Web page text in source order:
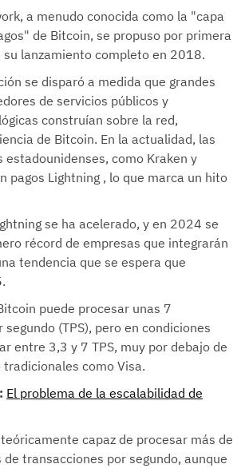
a menudo conocida como la "capa
de Bitcoin, se propuso por primera
lanzamiento completo en 2018.
se disparó a medida que grandes
de servicios públicos y
construían sobre la red,
de Bitcoin. En la actualidad, las
estadounidenses, como Kraken y
pagos Lightning , lo que marca un hito
se ha acelerado, y en 2024 se
récord de empresas que integrarán
tendencia que se espera que
puede procesar unas 7
(TPS), pero en condiciones
entre 3,3 y 7 TPS, muy por debajo de
como Visa.
El problema de la escalabilidad de
capaz de procesar más de
transacciones por segundo, aunque